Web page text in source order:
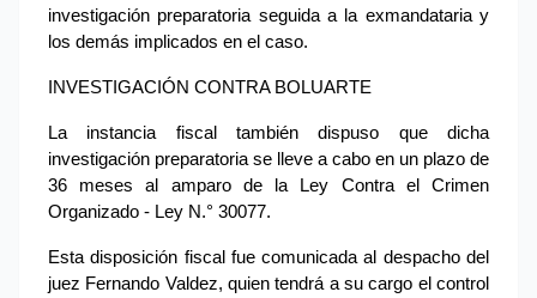
investigación preparatoria seguida a la exmandataria y
los demás implicados en el caso.
INVESTIGACIÓN CONTRA BOLUARTE
La instancia fiscal también dispuso que dicha
investigación preparatoria se lleve a cabo en un plazo de
36 meses al amparo de la Ley Contra el Crimen
Organizado - Ley N.° 30077.
Esta disposición fiscal fue comunicada al despacho del
juez Fernando Valdez, quien tendrá a su cargo el control